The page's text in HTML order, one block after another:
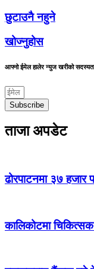
छुटाउनै नहुने
खोज्नुहोस
आफ्नो ईमेल हालेर न्युज खरीको सदस्यता
Subscribe
ताजा अपडेट
ढोरपाटनमा ३७
कालिकोटमा